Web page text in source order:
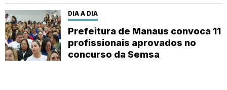
DIA A DIA
Prefeitura de Manaus convoca 11
profissionais aprovados no
concurso da Semsa